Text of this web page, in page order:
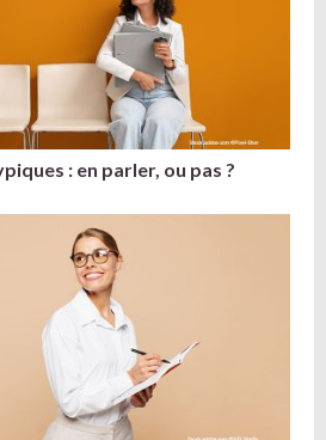
: en parler, ou pas ?